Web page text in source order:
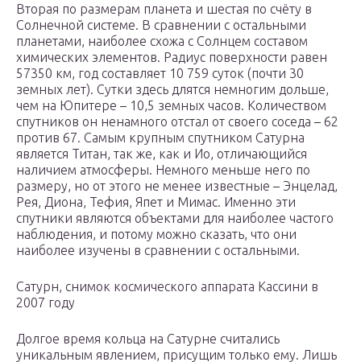
Вторая по размерам планета и шестая по счёту в
Солнечной системе. В сравнении с остальными
планетами, наиболее схожа с Солнцем составом
химических элементов. Радиус поверхности равен
57350 км, год составляет 10 759 суток (почти 30
земных лет). Сутки здесь длятся немногим дольше,
чем на Юпитере – 10,5 земных часов. Количеством
спутников он ненамного отстал от своего соседа – 62
против 67. Самым крупным спутником Сатурна
является Титан, так же, как и Ио, отличающийся
наличием атмосферы. Немного меньше него по
размеру, но от этого не менее известные – Энцелад,
Рея, Диона, Тефия, Япет и Мимас. Именно эти
спутники являются объектами для наиболее частого
наблюдения, и потому можно сказать, что они
наиболее изучены в сравнении с остальными.
Сатурн, снимок космического аппарата Кассини в
2007 году
Долгое время кольца на Сатурне считались
уникальным явлением, присущим только ему. Лишь